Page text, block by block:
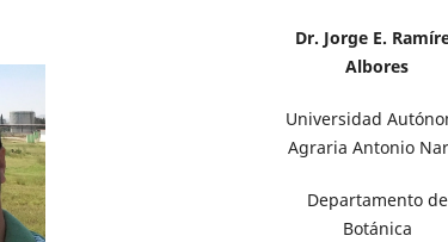
Dr. Jorge E.
Albores
Universidad
Agraria Antonio
Departamento de
Botánica